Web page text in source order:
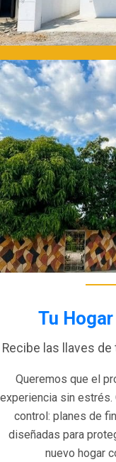
Tu
Recibe las llaves
Queremos que el
experiencia sin
control: planes de
diseñadas para
nuevo hogar